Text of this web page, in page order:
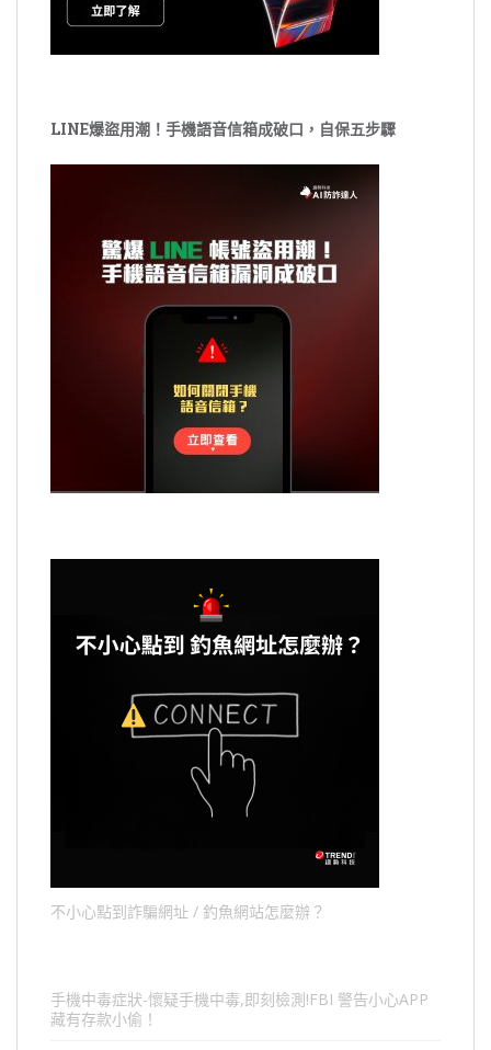
LINE爆盜用潮！手機語音信箱成破口，自保五步驟
不小心點到詐騙網址 / 釣魚網站怎麼辦？
手機中毒症狀-懷疑手機中毒,即刻檢測!FBI 警告小心APP
藏有存款小偷！